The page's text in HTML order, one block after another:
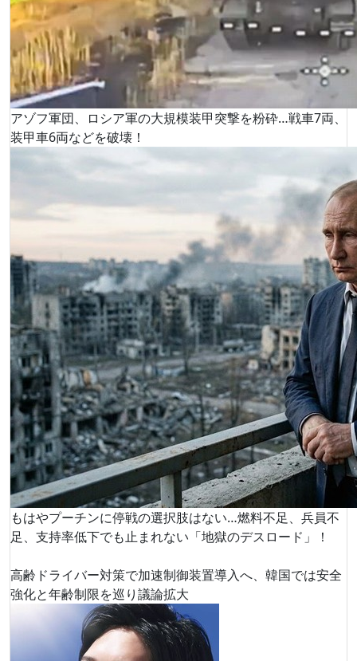
アゾフ軍団、ロシア軍の大規模装甲突撃を粉砕…戦車7両、
装甲車6両などを破壊！
もはやプーチンに停戦の選択肢はない…燃料不足、兵員不
足、支持率低下でも止まれない「地獄のデスロード」！
高齢ドライバー対策で加速制御装置導入へ、韓国では安全
強化と年齢制限を巡り議論拡大